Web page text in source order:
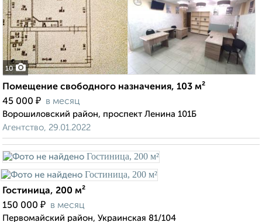
10
Помещение свободного назначения, 103 м²
45 000 ₽ в месяц
Ворошиловский район, проспект Ленина 101Б
Агентство, 29.01.2022
Гостиница, 200 м²
150 000 ₽ в месяц
Первомайский район, Украинская 81/104